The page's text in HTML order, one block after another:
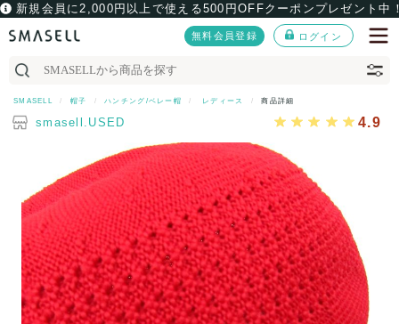
新規会員に2,000円以上で使える500円OFFクーポンプレゼント中
無料会員登録 ログイン
SMASELL 帽子 ハンチング/ベレー帽 レディース 商品詳細
smasell.USED 4.9